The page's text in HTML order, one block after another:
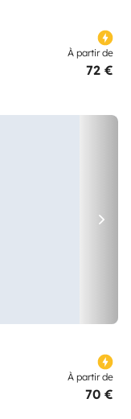
À partir de
72 €
À partir de
70 €